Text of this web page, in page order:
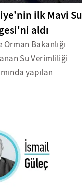
ilk Mavi Su
aldı
Orman Bakanlığı
Su Verimliliği
yapılan